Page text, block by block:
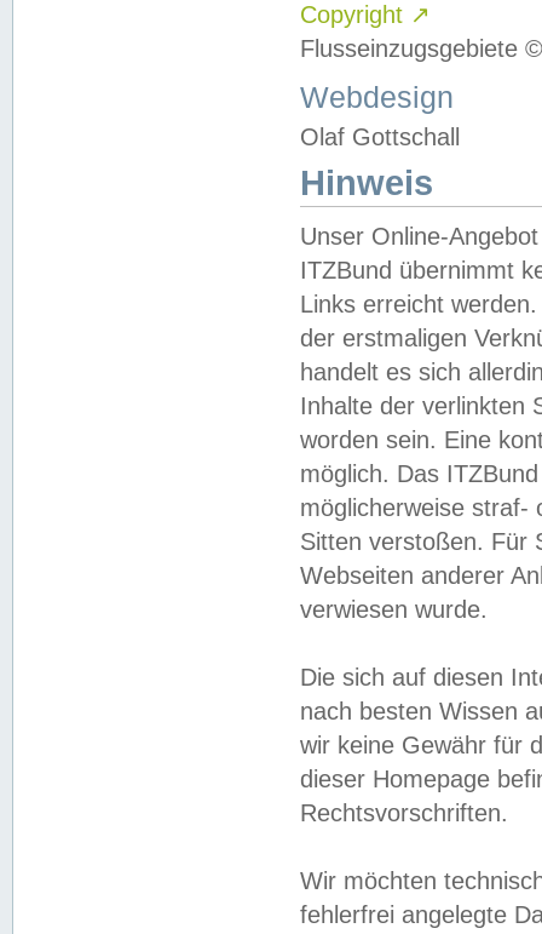
Copyright ↗
Flusseinzugsgebiete
Webdesign
Olaf Gottschall
Hinweis
Unser Online-
ITZBund übernimmt
Links erreicht
der erstmaligen
handelt es sich
Inhalte der verlinkten
worden sein. Eine
möglich. Das
möglicherweise straf-
Sitten verstoßen. Für
Webseiten anderer
verwiesen wurde.
Die sich auf diesen
nach besten Wissen
wir keine Gewähr für
dieser Homepage
Rechtsvorschriften.
Wir möchten
fehlerfrei angelegte